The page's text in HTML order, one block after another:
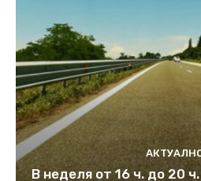
В неделя от 16 ч. до 20